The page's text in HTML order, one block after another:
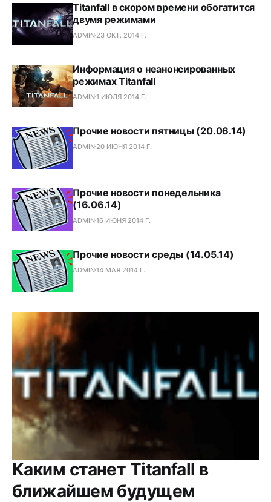
Titanfall в скором времени обогатится
двумя режимами
ADMIN 23 ОКТ. 2014 Г.
Информация о неанонсированных
режимах Titanfall
ADMIN1 ИЮЛЯ 2014 Г.
Прочие новости пятницы (20.06.14)
ADMIN 20 ИЮНЯ 2014 Г.
Прочие новости понедельника
(16.06.14)
ADMIN16 ИЮНЯ 2014 Г.
Прочие новости среды (14.05.14)
ADMIN14 МАЯ 2014 Г.
Каким станет Titanfall в
ближайшем будущем